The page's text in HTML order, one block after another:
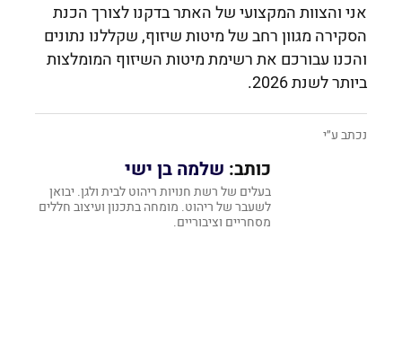
אני והצוות המקצועי של האתר בדקנו לצורך הכנת
הסקירה מגוון רחב של מיטות שיזוף, שקללנו נתונים
והכנו עבורכם את רשימת מיטות השיזוף המומלצות
ביותר לשנת 2026.
נכתב ע״י
כותב: שלמה בן ישי
בעלים של רשת חנויות ריהוט לבית ולגן. יבואן
לשעבר של ריהוט. מומחה בתכנון ועיצוב חללים
מסחריים וציבוריים.